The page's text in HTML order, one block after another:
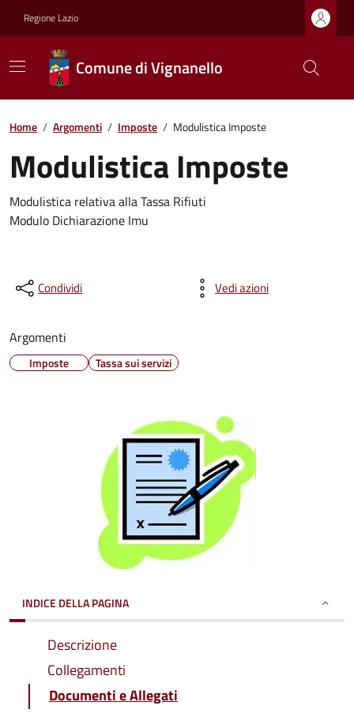
Regione Lazio
Comune di Vignanello
Home / Argomenti / Imposte / Modulistica Imposte
Modulistica Imposte
Modulistica relativa alla Tassa Rifiuti
Modulo Dichiarazione Imu
Condividi Vedi azioni
Argomenti
Imposte Tassa sui servizi
INDICE DELLA PAGINA
Descrizione
Collegamenti
Documenti e Allegati